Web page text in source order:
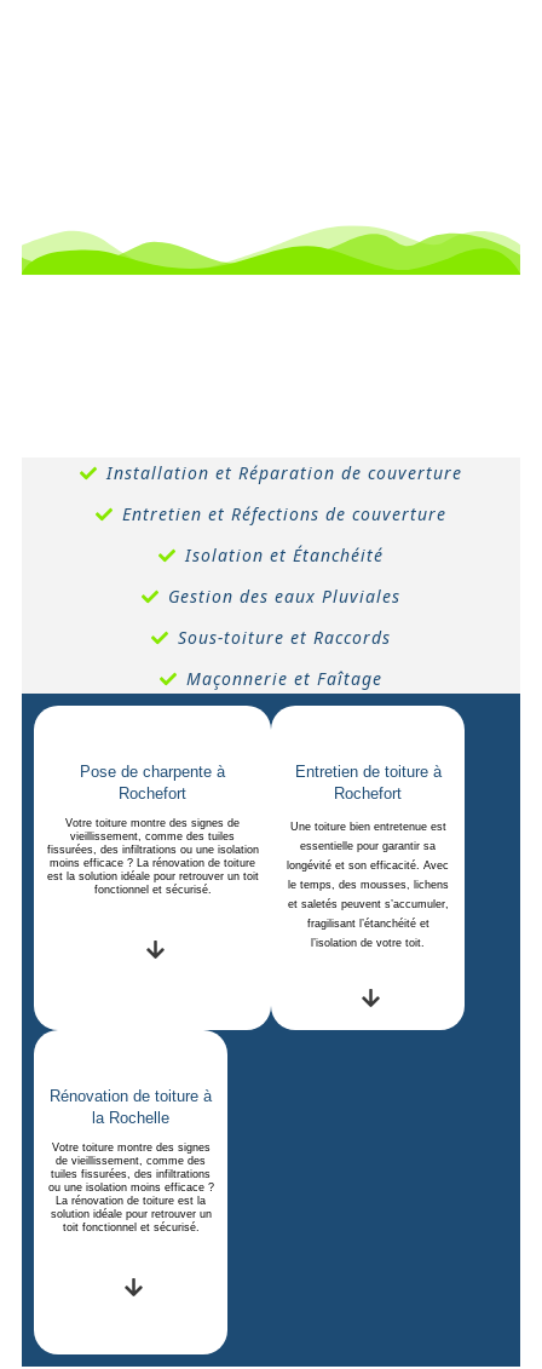
Installation et Réparation de couverture
Entretien et Réfections de couverture
Isolation et Étanchéité
Gestion des eaux Pluviales
Sous-toiture et Raccords
Maçonnerie et Faîtage
Pose de charpente à
Rochefort
Votre toiture montre des signes de
vieillissement, comme des tuiles
fissurées, des infiltrations ou une isolation
moins efficace ? La rénovation de toiture
est la solution idéale pour retrouver un toit
fonctionnel et sécurisé.
Entretien de toiture à
Rochefort
Une toiture bien entretenue est
essentielle pour garantir sa
longévité et son efficacité. Avec
le temps, des mousses, lichens
et saletés peuvent s’accumuler,
fragilisant l’étanchéité et
l’isolation de votre toit.
Rénovation de toiture à
la Rochelle
Votre toiture montre des signes
de vieillissement, comme des
tuiles fissurées, des infiltrations
ou une isolation moins efficace ?
La rénovation de toiture est la
solution idéale pour retrouver un
toit fonctionnel et sécurisé.